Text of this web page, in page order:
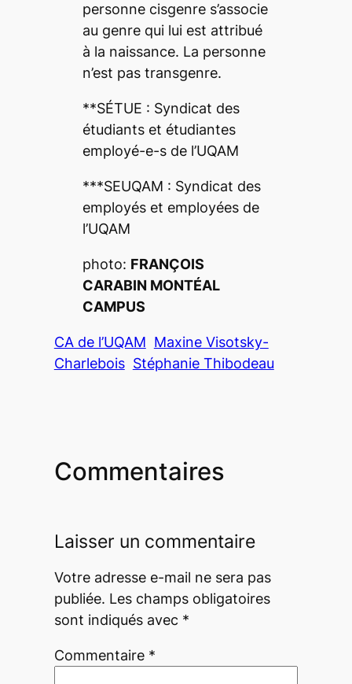
personne cisgenre s’associe
au genre qui lui est attribué
à la naissance. La personne
n’est pas transgenre.
**SÉTUE : Syndicat des
étudiants et étudiantes
employé-e-s de l’UQAM
***SEUQAM : Syndicat des
employés et employées de
l’UQAM
photo: FRANÇOIS
CARABIN MONTÉAL
CAMPUS
CA de l’UQAM Maxine Visotsky-
Charlebois Stéphanie Thibodeau
Commentaires
Laisser un commentaire
Votre adresse e-mail ne sera pas
publiée. Les champs obligatoires
sont indiqués avec *
Commentaire *